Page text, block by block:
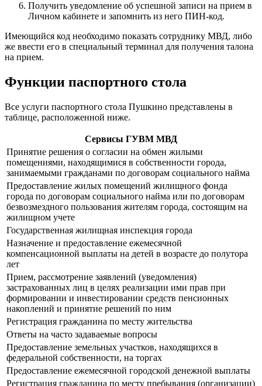
Получить уведомление об успешной записи на прием в
Личном кабинете и запомнить из него ПИН-код.
Имеющийся код необходимо показать сотруднику МВД, либо
же ввести его в специальный терминал для получения талона
на прием.
Функции паспортного стола
Все услуги паспортного стола Пушкино представлены в
таблице, расположенной ниже.
Сервисы ГУВМ МВД
Принятие решения о согласии на обмен жилыми
помещениями, находящимися в собственности города,
занимаемыми гражданами по договорам социального найма
Предоставление жилых помещений жилищного фонда
города по договорам социального найма или по договорам
безвозмездного пользования жителям города, состоящим на
жилищном учете
Государственная жилищная инспекция города
Назначение и предоставление ежемесячной
компенсационной выплаты на детей в возрасте до полутора
лет
Прием, рассмотрение заявлений (уведомления)
застрахованных лиц в целях реализации ими прав при
формировании и инвестировании средств пенсионных
накоплений и принятие решений по ним
Регистрация гражданина по месту жительства
Ответы на часто задаваемые вопросы
Предоставление земельных участков, находящихся в
федеральной собственности, на торгах
Предоставление ежемесячной городской денежной выплаты
Регистрация гражданина по месту пребывания (организации)